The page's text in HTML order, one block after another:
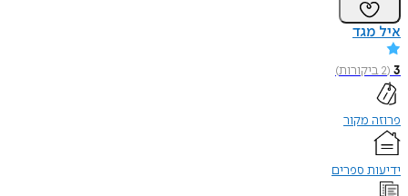
איל מגד
3
(
2ביקורות)
פרוזה מקור
ידיעות ספרים